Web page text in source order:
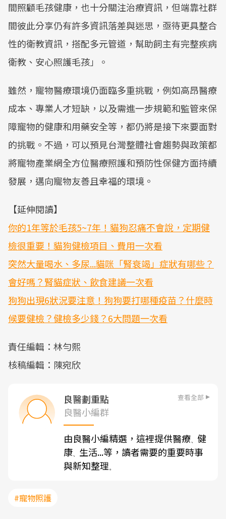
間照顧毛孩健康，也十分關注治療資訊，但端靠社群
間彼此分享仍有許多資訊落差與迷思，亟待更具整合
性的衛教資訊，搭配多元管道，幫助飼主有完整疾病
衛教、安心照護毛孩」。
雖然，寵物醫療環境仍面臨多重挑戰，例如高昂醫療
成本、專業人才短缺，以及需進一步規範和監管來保
障寵物的健康和用藥安全等，都仍將是接下來要面對
的挑戰。不過，可以預見台灣整體社會趨勢與政策都
將寵物產業網全方位醫療照護和預防性保健方面持續
發展，邁向寵物友善且幸福的環境。
【延伸閱讀】
你的1年等於毛孩5~7年！貓狗忍痛不會說，定期健
檢很重要！貓狗健檢項目、費用一次看
突然大量喝水、多尿...貓咪「腎衰竭」症狀有哪些？
會好嗎？腎貓症狀、飲食建議一次看
狗狗出現6狀況要注意！狗狗要打哪種疫苗？什麼時
候要健檢？健檢多少錢？6大問題一次看
責任編輯：林勻熙
核稿編輯：陳宛欣
良醫劃重點 查看全部
良醫小編群
由良醫小編精選，這裡提供醫療、 健
康、 生活...等，讀者需要的重要時事
與新知整理。
#寵物照護